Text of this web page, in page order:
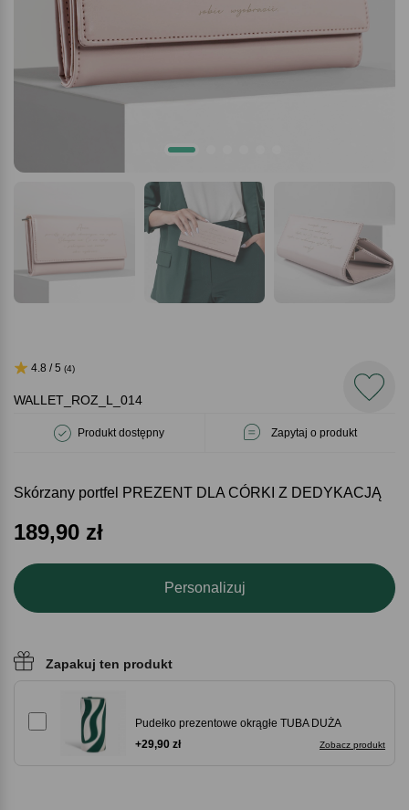
WALLET_ROZ_L_014
Produkt dostępny Zapytaj o produkt
4.8 / 5 (4)
Skórzany portfel PREZENT DLA CÓRKI Z DEDYKACJĄ
189,90 zł
Personalizuj
Zapakuj ten produkt
Pudełko prezentowe okrągłe TUBA DUŻA
Zobacz produkt
+29,90 zł